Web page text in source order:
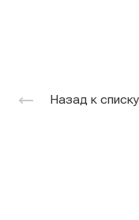
Назад к списку